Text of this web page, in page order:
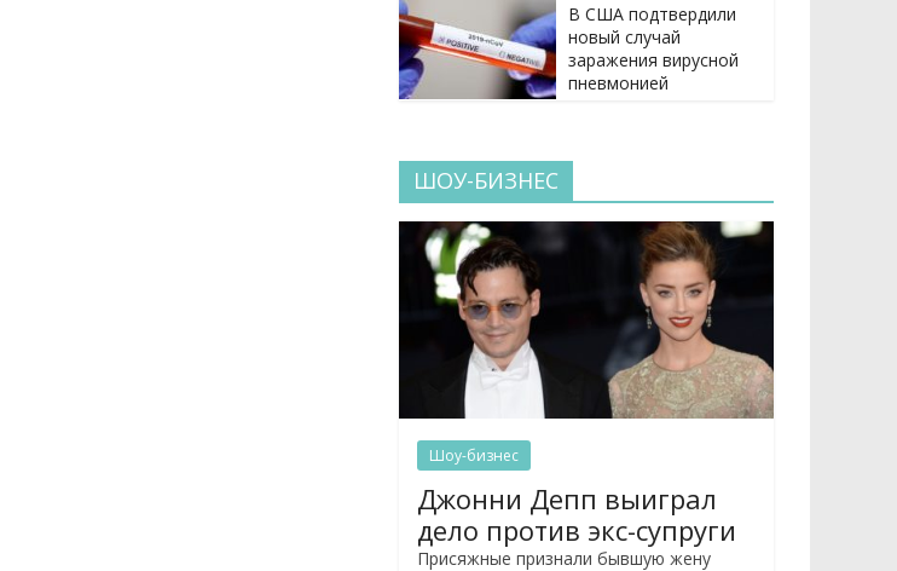
В США подтвердили
новый случай
заражения вирусной
пневмонией
ШОУ-БИЗНЕС
Шоу-бизнес
Джонни Депп выиграл
дело против экс-супруги
Присяжные признали бывшую жену